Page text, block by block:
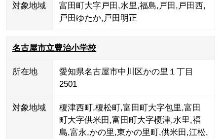
対象地域 富田町大字戸田 ,水里,福島, 戸田 , 戸田西,
戸田ゆたか, 戸田明正
名古屋市立豊治小学校
所在地
愛知県名古屋市中川区かの里１丁目
2501
対象地域 榎津西町,榎松町,富田町大字包里,富田
町大字供米田 ,富田町大字榎津,水里,福
島,富永,かの里,東かの里町,供米田 ,江松,